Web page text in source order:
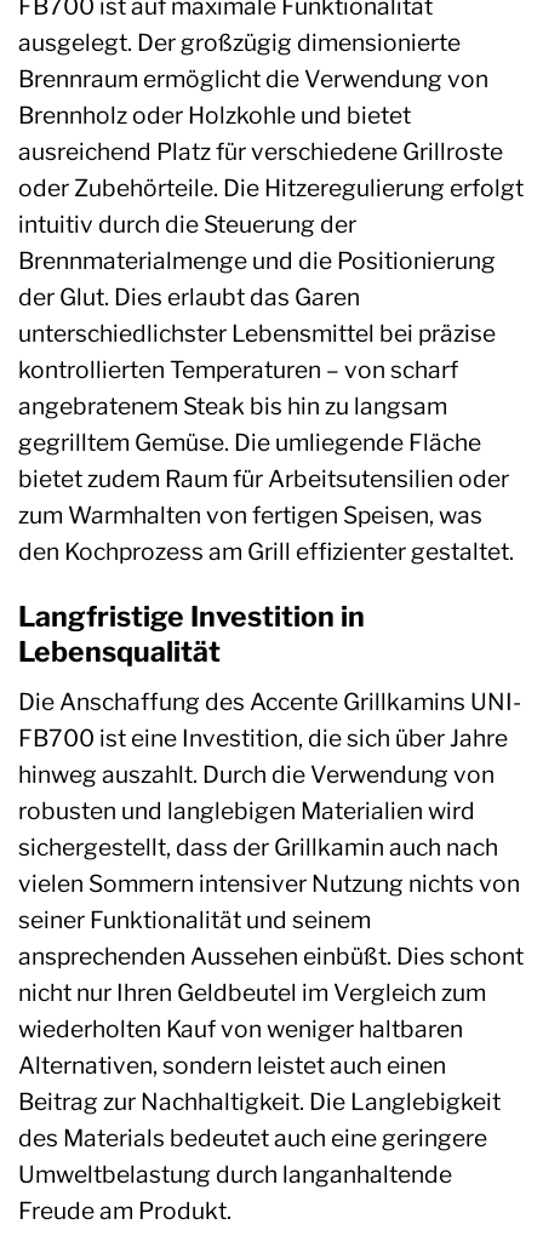
ausgelegt. Der großzügig dimensionierte
Brennraum ermöglicht die Verwendung von
Brennholz oder Holzkohle und bietet
ausreichend Platz für verschiedene Grillroste
oder Zubehörteile. Die Hitzeregulierung erfolgt
intuitiv durch die Steuerung der
Brennmaterialmenge und die Positionierung
der Glut. Dies erlaubt das Garen
unterschiedlichster Lebensmittel bei präzise
kontrollierten Temperaturen – von scharf
angebratenem Steak bis hin zu langsam
gegrilltem Gemüse. Die umliegende Fläche
bietet zudem Raum für Arbeitsutensilien oder
zum Warmhalten von fertigen Speisen, was
den Kochprozess am Grill effizienter gestaltet.
Langfristige Investition in
Lebensqualität
Die Anschaffung des Accente Grillkamins UNI-
FB700 ist eine Investition, die sich über Jahre
hinweg auszahlt. Durch die Verwendung von
robusten und langlebigen Materialien wird
sichergestellt, dass der Grillkamin auch nach
vielen Sommern intensiver Nutzung nichts von
seiner Funktionalität und seinem
ansprechenden Aussehen einbüßt. Dies schont
nicht nur Ihren Geldbeutel im Vergleich zum
wiederholten Kauf von weniger haltbaren
Alternativen, sondern leistet auch einen
Beitrag zur Nachhaltigkeit. Die Langlebigkeit
des Materials bedeutet auch eine geringere
Umweltbelastung durch langanhaltende
Freude am Produkt.